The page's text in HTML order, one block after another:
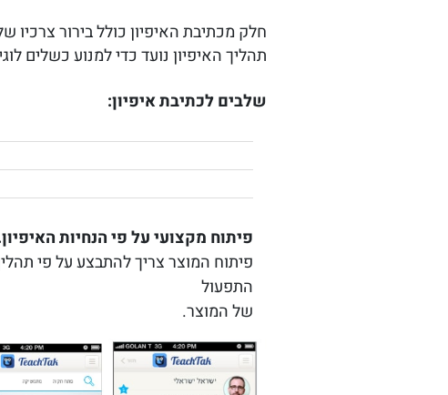
חלק מכתיבת האיפיון כולל בירור
תהליך האיפיון נועד כדי למנוע כשלים
שלבים לכתיבת איפיון:
פיתוח מקצועי על פי הנחיות
פיתוח המוצר צריך להתבצע על פי
התפעול
של המוצר.